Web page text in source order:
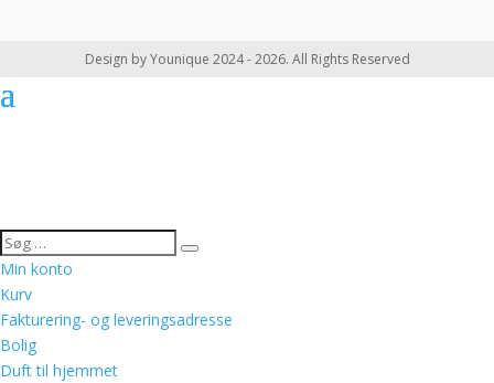
Design by Younique 2024 - 2026. All Rights Reserved
Min konto
Kurv
Fakturering- og leveringsadresse
Bolig
Duft til hjemmet